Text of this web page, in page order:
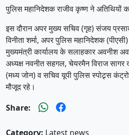
पुलिस महानिदेशक राजीव कृष्ण ने अतिथियों
इस दौरान अपर मुख्य सचिव (गृह) संजय
विनीता शर्मा, अपर पुलिस महानिदेशक
मुख्यमंत्री कार्यालय के सलाहकार अवनीश
अध्यक्ष नवनीत सहगल, चेयरमैन विराज सागर
(मध्य जोन) व सचिव यूपी पुलिस स्पोट्र्स
मौजूद रहे।
Share:
Category: Latest news